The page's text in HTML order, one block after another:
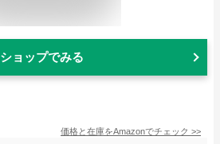
ショップでみる
価格と在庫をAmazonでチェック >>